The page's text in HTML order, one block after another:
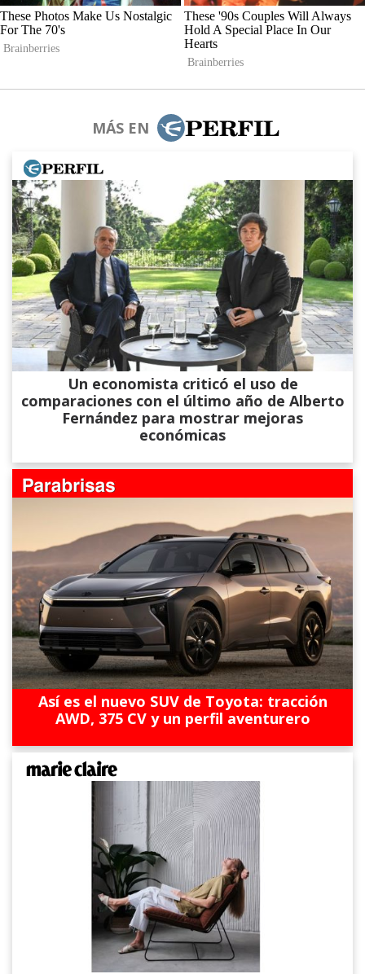
MÁS EN
Un economista criticó el uso de
comparaciones con el último año de Alberto
Fernández para mostrar mejoras
económicas
Así es el nuevo SUV de Toyota: tracción
AWD, 375 CV y un perfil aventurero